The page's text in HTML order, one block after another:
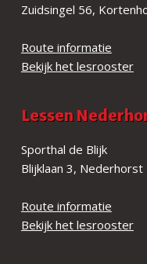
Zuidsingel 56,
Route informatie
Bekijk het lesrooster
Lessen
Sporthal de Blijk
Blijklaan 3,
Route informatie
Bekijk het lesrooster